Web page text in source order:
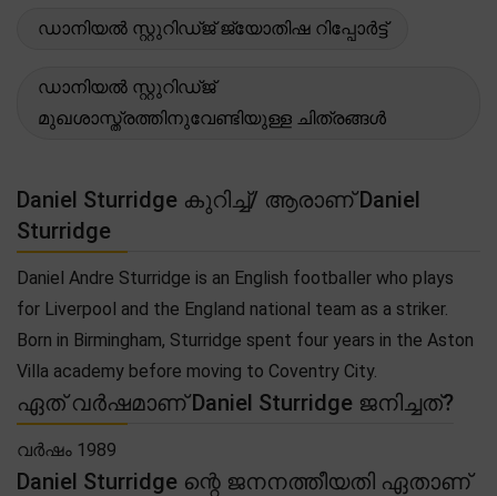
ഡാനിയൽ സ്റ്റുറിഡ്ജ് ജ്യോതിഷ റിപ്പോർട്ട്
ഡാനിയൽ സ്റ്റുറിഡ്ജ്
മുഖശാസ്ത്രത്തിനുവേണ്ടിയുള്ള ചിത്രങ്ങൾ
Daniel Sturridge കുറിച്ച്/ ആരാണ് Daniel
Sturridge
Daniel Andre Sturridge is an English footballer who plays
for Liverpool and the England national team as a striker.
Born in Birmingham, Sturridge spent four years in the Aston
Villa academy before moving to Coventry City.
ഏത് വർഷമാണ് Daniel Sturridge ജനിച്ചത്?
വർഷം 1989
Daniel Sturridge ന്റെ ജനനത്തീയതി ഏതാണ്